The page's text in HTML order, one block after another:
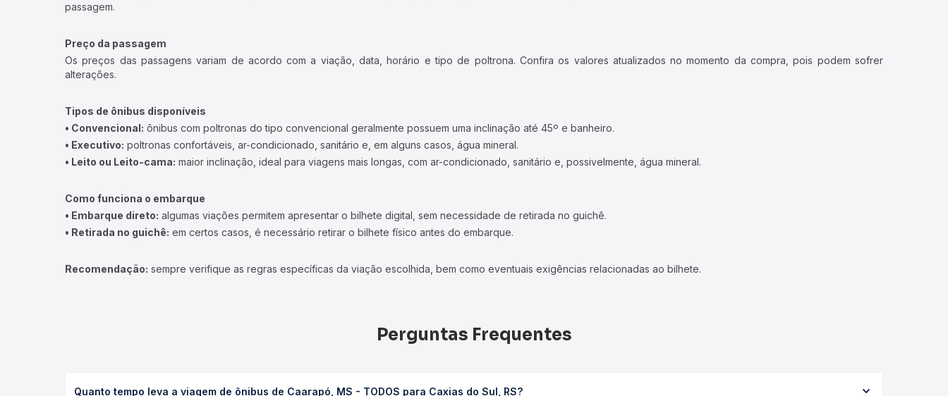
passagem.
Preço da passagem
Os preços das passagens variam de acordo com a viação, data, horário e tipo de poltrona. Confira os valores atualizados no momento da compra, pois podem sofrer
alterações.
Tipos de ônibus disponíveis
• Convencional: ônibus com poltronas do tipo convencional geralmente possuem uma inclinação até 45º e banheiro.
• Executivo: poltronas confortáveis, ar-condicionado, sanitário e, em alguns casos, água mineral.
• Leito ou Leito-cama: maior inclinação, ideal para viagens mais longas, com ar-condicionado, sanitário e, possivelmente, água mineral.
Como funciona o embarque
• Embarque direto: algumas viações permitem apresentar o bilhete digital, sem necessidade de retirada no guichê.
• Retirada no guichê: em certos casos, é necessário retirar o bilhete físico antes do embarque.
Recomendação: sempre verifique as regras específicas da viação escolhida, bem como eventuais exigências relacionadas ao bilhete.
Perguntas Frequentes
Quanto tempo leva a viagem de ônibus de Caarapó, MS - TODOS para Caxias do Sul, RS?